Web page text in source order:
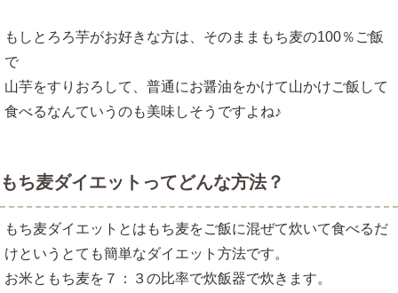
もしとろろ芋がお好きな方は、そのままもち麦の100％ご飯
で
山芋をすりおろして、普通にお醤油をかけて山かけご飯して
食べるなんていうのも美味しそうですよね♪
もち麦ダイエットってどんな方法？
もち麦ダイエットとはもち麦をご飯に混ぜて炊いて食べるだ
けというとても簡単なダイエット方法です。
お米ともち麦を７：３の比率で炊飯器で炊きます。